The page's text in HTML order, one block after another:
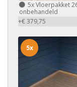
5xVloerpakket
onbehandeld
+€ 379,75
5x